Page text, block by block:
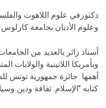
دكتورفي علوم اللاهوت
وعلوم الأديان بجامعة كارلوس
أستاذ زائر بالعديد من
وبأمريكا اللاتينية والولايات
أهمها جائزة جمهورية تونس
كتابه "الإسلام: ثقافة ودين